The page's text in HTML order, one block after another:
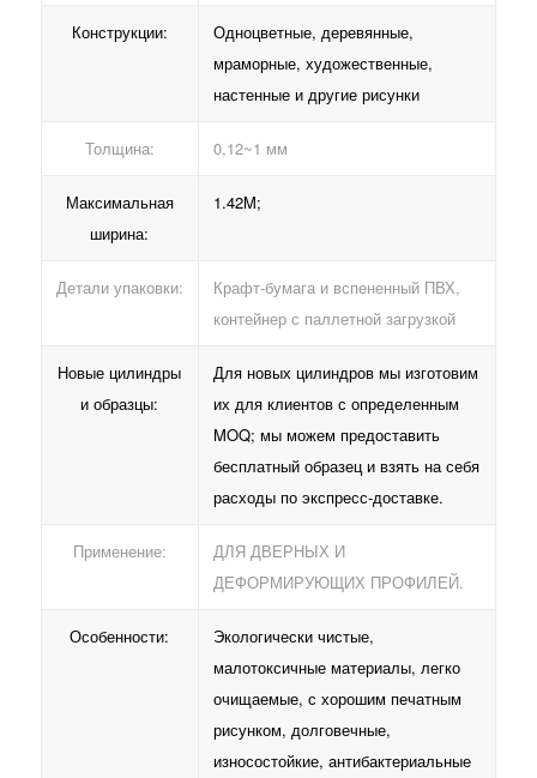
Конструкции:
Одноцветные, деревянные,
мраморные, художественные,
настенные и другие рисунки
Толщина: 0,12~1 мм
Максимальная
ширина:
1.42M;
Детали упаковки:
Крафт-бумага и вспененный ПВХ,
контейнер с паллетной загрузкой
Новые цилиндры
и образцы:
Для новых цилиндров мы изготовим
их для клиентов с определенным
MOQ; мы можем предоставить
бесплатный образец и взять на себя
расходы по экспресс-доставке.
Применение:
ДЛЯ ДВЕРНЫХ И
ДЕФОРМИРУЮЩИХ ПРОФИЛЕЙ.
Особенности:
Экологически чистые,
малотоксичные материалы, легко
очищаемые, с хорошим печатным
рисунком, долговечные,
износостойкие, антибактериальные